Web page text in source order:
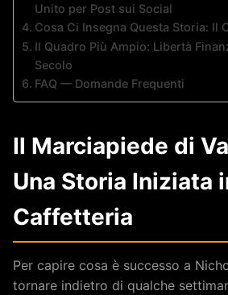
Unito per Post sui Social
Cosa Ci Insegna Questa Storia: Il
Il Quadro Più Ampio: Libertà
Secolo
FAQ — Domande Frequenti
Il Marciapiede di
Una Storia Iniziata
Caffetteria
Per capire cosa è successo a
tornare indietro di qualche